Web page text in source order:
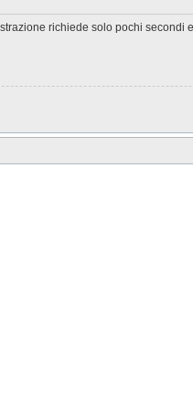
richiede solo pochi